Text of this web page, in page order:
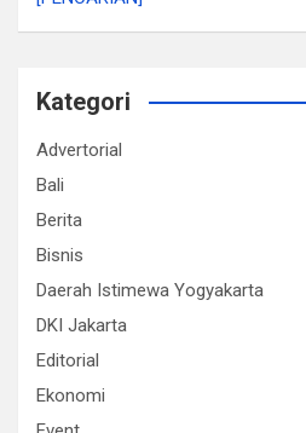
Kategori
Advertorial
Bali
Berita
Bisnis
Daerah Istimewa Yogyakarta
DKI Jakarta
Editorial
Ekonomi